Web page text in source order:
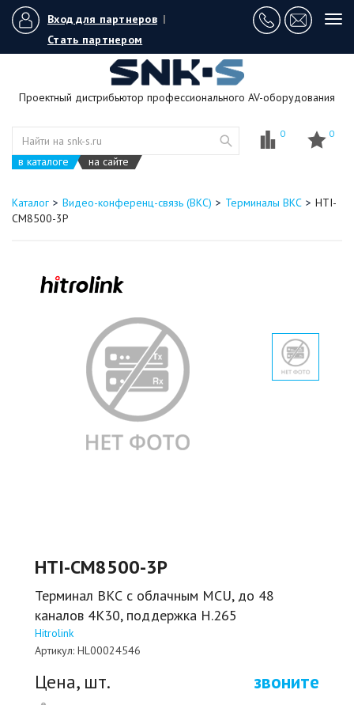
Вход для партнеров |
Стать партнером
Проектный дистрибьютор профессионального AV-оборудования
в каталоге на сайте
0 0
Каталог Видео-конференц-связь (ВКС) Терминалы ВКС
HTI-
CM8500-3P
HTI-CM8500-3P
Терминал ВКС с облачным MCU, до 48
каналов 4К30, поддержка H.265
Hitrolink
Артикул: HL00024546
Цена, шт. звоните